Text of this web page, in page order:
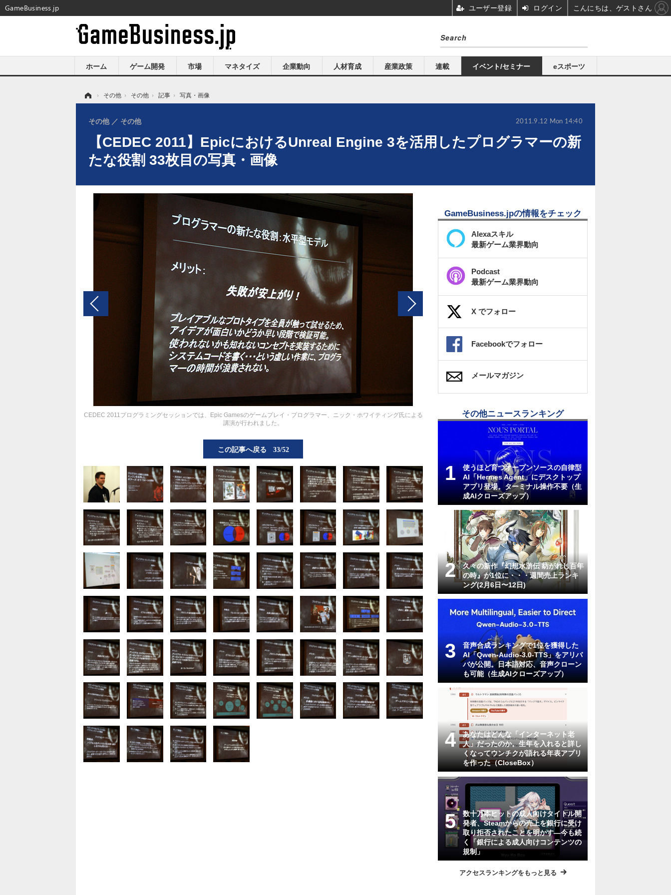
ホーム ゲーム開発 市場 マネタイズ 企業動向 人材育成 産業政策 連載 イベント/セミナー eスポーツ
› その他 › その他 › 記事 › 写真・画像
【CEDEC 2011】EpicにおけるUnreal Engine 3を活用したプログラマーの新
たな役割 33枚目の写真・画像
その他 その他 2011.9.12 Mon 14:40
CEDEC 2011プログラミングセッションでは、Epic Gamesのゲームプレイ・プログラマー、ニック・ホワイティング氏による
講演が行われました。
この記事へ戻る 33/52
GameBusiness.jpの情報をチェック
Alexaスキル
最新ゲーム業界動向
Podcast
最新ゲーム業界動向
X でフォロー
Facebookでフォロー
メールマガジン
その他ニュースランキング
使うほど育つオープンソースの自律型
AI「Hermes Agent」にデスクトップ
アプリ登場。ターミナル操作不要（生
成AIクローズアップ）
久々の新作『幻想水滸伝 紡がれし百年
の時』が1位に・・・週間売上ランキ
ング(2月6日〜12日)
音声合成ランキングで1位を獲得した
AI「Qwen-Audio-3.0-TTS」をアリバ
バが公開。日本語対応、音声クローン
も可能（生成AIクローズアップ）
あなたはどんな「インターネット老
人」だったのか。生年を入れると詳し
くなってウンチクが語れる年表アプリ
を作った（CloseBox）
数十万本ヒットの成人向けタイトル開
発者、Steamからの売上を銀行に受け
取り拒否されたことを明かす―今も続
く「銀行による成人向けコンテンツの
規制」
アクセスランキングをもっと見る
GameBusiness.jp ユーザー登録 ログイン こんにちは、ゲストさん